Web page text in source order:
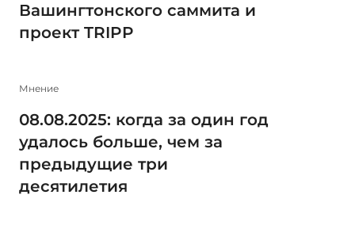
Вашингтонского саммита и
проект TRIPP
Мнение
08.08.2025: когда за один год
удалось больше, чем за
предыдущие три
десятилетия